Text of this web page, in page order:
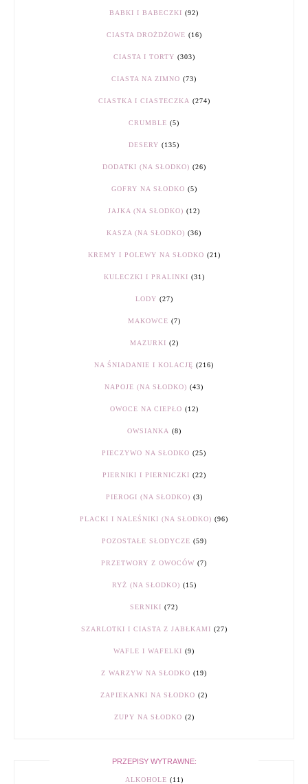
BABKI I BABECZKI (92)
CIASTA DROŻDŻOWE (16)
CIASTA I TORTY (303)
CIASTA NA ZIMNO (73)
CIASTKA I CIASTECZKA (274)
CRUMBLE (5)
DESERY (135)
DODATKI (NA SŁODKO) (26)
GOFRY NA SŁODKO (5)
JAJKA (NA SŁODKO) (12)
KASZA (NA SŁODKO) (36)
KREMY I POLEWY NA SŁODKO (21)
KULECZKI I PRALINKI (31)
LODY (27)
MAKOWCE (7)
MAZURKI (2)
NA ŚNIADANIE I KOLACJĘ (216)
NAPOJE (NA SŁODKO) (43)
OWOCE NA CIEPŁO (12)
OWSIANKA (8)
PIECZYWO NA SŁODKO (25)
PIERNIKI I PIERNICZKI (22)
PIEROGI (NA SŁODKO) (3)
PLACKI I NALEŚNIKI (NA SŁODKO) (96)
POZOSTAŁE SŁODYCZE (59)
PRZETWORY Z OWOCÓW (7)
RYŻ (NA SŁODKO) (15)
SERNIKI (72)
SZARLOTKI I CIASTA Z JABŁKAMI (27)
WAFLE I WAFELKI (9)
Z WARZYW NA SŁODKO (19)
ZAPIEKANKI NA SŁODKO (2)
ZUPY NA SŁODKO (2)
PRZEPISY WYTRAWNE:
ALKOHOLE (11)